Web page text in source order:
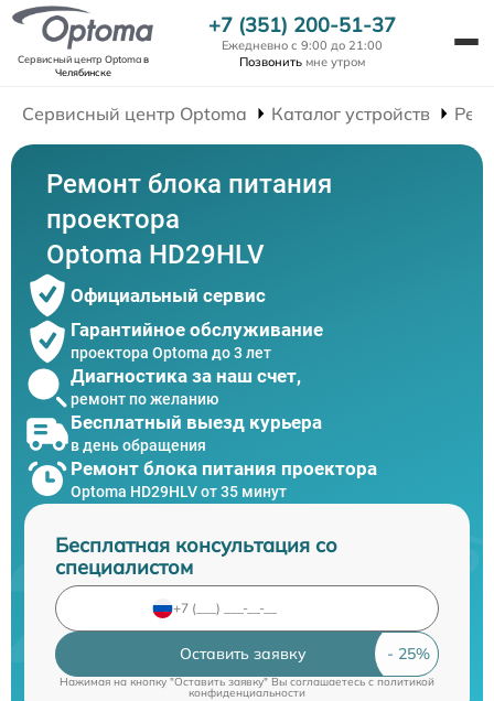
Сервисный центр Optomaв
Челябинске
+7 (351) 200-51-37
Ежедневно с 9:00 до 21:00
Позвонить мне утром
Сервисный центр Optoma Каталог устройств
Ремонт блока питания
проектора
Optoma HD29HLV
Официальный сервис
Гарантийное обслуживание
проектора Optoma до 3 лет
Диагностика за наш счет,
ремонт по желанию
Бесплатный выезд курьера
в день обращения
Ремонт блока питания проектора
Optoma HD29HLV от 35 минут
Бесплатная консультация со
специалистом
Оставить заявку
Нажимая на кнопку "Оставить заявку" Вы соглашаетесь cполитикой
конфиденциальности